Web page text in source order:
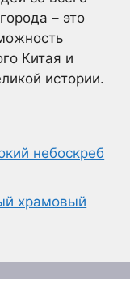
– это
Китая и
истории.
небоскреб
храмовый